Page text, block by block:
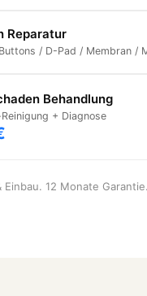
Reparatur
/ D-Pad / Membran /
Behandlung
+ Diagnose
Einbau. 12 Monate